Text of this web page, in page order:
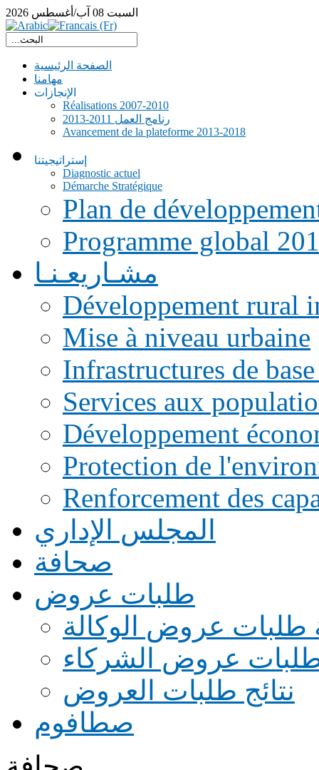
السبت 08 آب/أغسطس 2026
الصفحة الرئيسية
مهامنا
الإنجازات
Réalisations 2007-2010
رنامج العمل 2011-2013
Avancement de la plateforme 2013-2018
إستراتيجيتنا
Diagnostic actuel
Démarche Stratégique
Plan de
Programme global
مشـاريعـنـا
Développement rural
Mise à niveau urbaine
Infrastructures de
Services aux
Développement
Protection de
Renforcement des
المجلس الإداري
صحافة
طلبات عروض
طلبات عروض الوكالة
طلبات عروض الشركاء
نتائج طلبات العروض
صطافوم